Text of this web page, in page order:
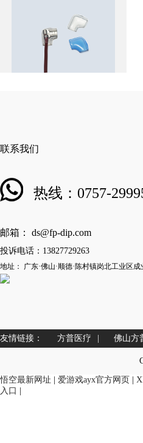
联系我们
热线：0757-
邮箱： ds@fp-dip.com
投诉电话：13827729263
地址： 广东·佛山·顺德·陈村镇岗北工业区成
友情链接： 方普医疗 | 佛山方
悟空最新网址 | 爱游戏ayx官方网页 |
入口 |